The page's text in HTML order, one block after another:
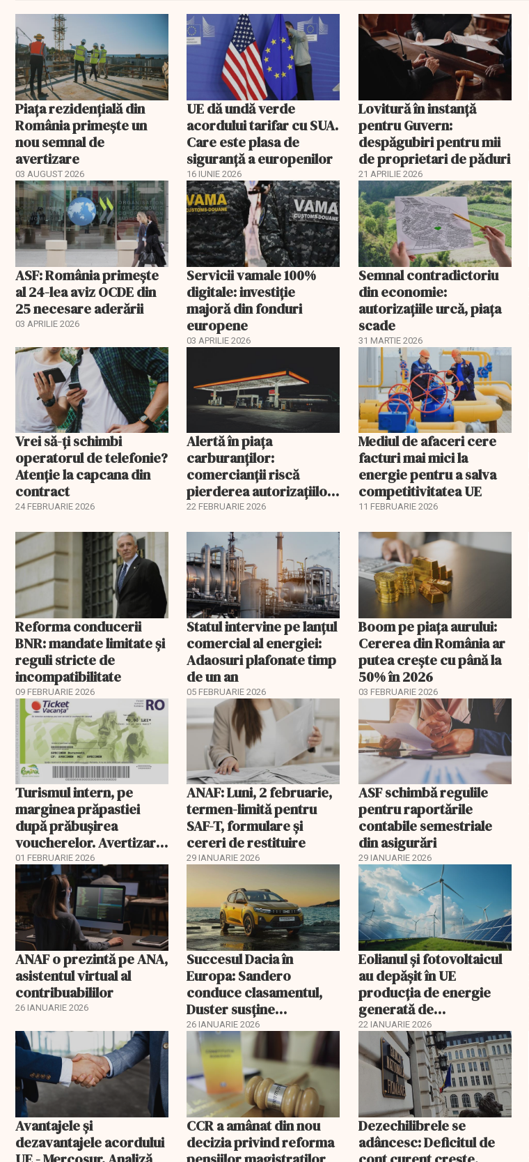
Piața rezidențială din
România primește un
nou semnal de
avertizare
03 AUGUST 2026
UE dă undă verde
acordului tarifar cu SUA.
Care este plasa de
siguranță a europenilor
16 IUNIE 2026
Lovitură în instanță
pentru Guvern:
despăgubiri pentru mii
de proprietari de păduri
21 APRILIE 2026
ASF: România primește
al 24-lea aviz OCDE din
25 necesare aderării
03 APRILIE 2026
Servicii vamale 100%
digitale: investiție
majoră din fonduri
europene
03 APRILIE 2026
Semnal contradictoriu
din economie:
autorizațiile urcă, piața
scade
31 MARTIE 2026
Vrei să-ți schimbi
operatorul de telefonie?
Atenție la capcana din
contract
24 FEBRUARIE 2026
Alertă în piața
carburanților:
comercianții riscă
pierderea autorizațiilor
înainte de 1 martie. Ce
22 FEBRUARIE 2026
Mediul de afaceri cere
facturi mai mici la
energie pentru a salva
competitivitatea UE
11 FEBRUARIE 2026
Reforma conducerii
BNR: mandate limitate și
reguli stricte de
incompatibilitate
09 FEBRUARIE 2026
Statul intervine pe lanțul
comercial al energiei:
Adaosuri plafonate timp
de un an
05 FEBRUARIE 2026
Boom pe piața aurului:
Cererea din România ar
putea crește cu până la
50% în 2026
03 FEBRUARIE 2026
Turismul intern, pe
marginea prăpastiei
după prăbușirea
voucherelor. Avertizare
ANAT
01 FEBRUARIE 2026
ANAF: Luni, 2 februarie,
termen-limită pentru
SAF-T, formulare și
cereri de restituire
29 IANUARIE 2026
ASF schimbă regulile
pentru raportările
contabile semestriale
din asigurări
29 IANUARIE 2026
ANAF o prezintă pe ANA,
asistentul virtual al
contribuabililor
26 IANUARIE 2026
Succesul Dacia în
Europa: Sandero
conduce clasamentul,
Duster susține
producția de la Mioveni
26 IANUARIE 2026
Eolianul și fotovoltaicul
au depășit în UE
producția de energie
generată de
combustibilii fosili
22 IANUARIE 2026
Avantajele şi
dezavantajele acordului
CCR a amânat din nou
decizia privind reforma
Dezechilibrele se
adâncesc: Deficitul de